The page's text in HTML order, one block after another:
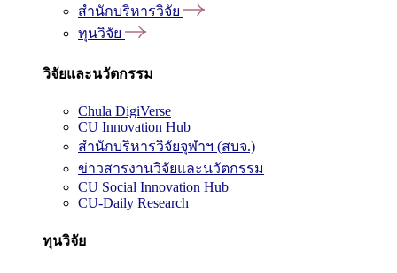
สำนักบริหารวิจัย
ทุนวิจัย
วิจัยและนวัตกรรม
Chula DigiVerse
CU Innovation Hub
สำนักบริหารวิจัยจุฬาฯ (สบจ.)
ข่าวสารงานวิจัยและนวัตกรรม
CU Social Innovation Hub
CU-Daily Research
ทุนวิจัย